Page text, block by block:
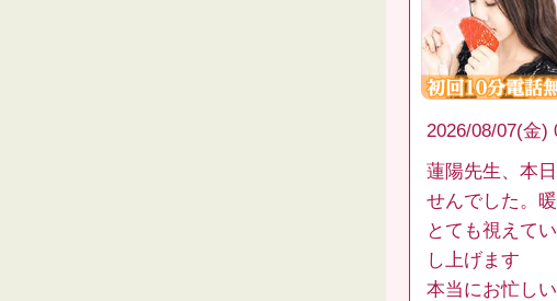
2026/08/07(金)
蓮陽先生、本
せんでした。
とても視えて
し上げます
本当にお忙し